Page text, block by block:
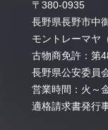
〒380-0935
長野県長野市中
モントレーマヤ
古物商免許：第
長野県公安委員
営業時間：火～
適格請求書発行